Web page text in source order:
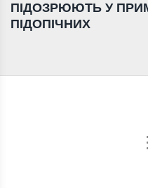
ПІДОЗРЮЮТЬ У
ПІДОПІЧНИХ